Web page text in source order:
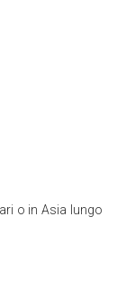
o in Asia lungo